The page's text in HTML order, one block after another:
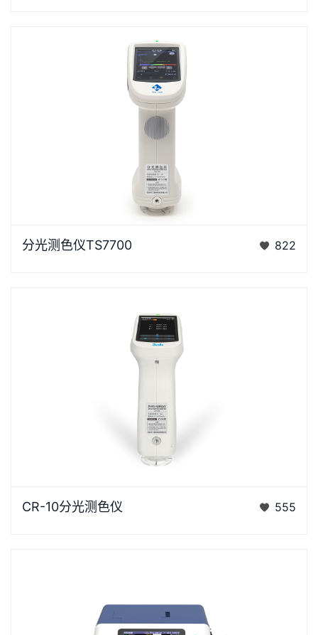
仪是3nh公司花费3年时间、精心设计的、完…
分光测色仪TS7700 822
仪，使用方便，一键可完成测量，采用内置大面积硅光
CR-10分光测色仪 555